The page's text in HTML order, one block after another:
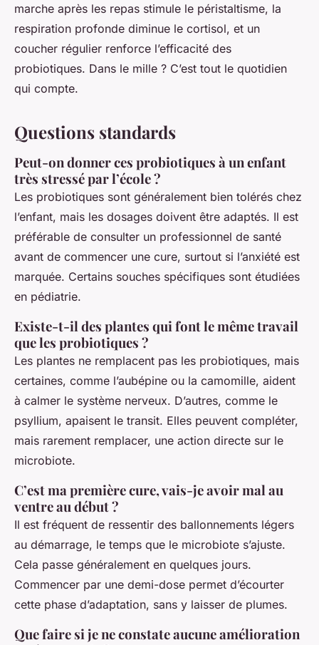
marche après les repas stimule le péristaltisme, la
respiration profonde diminue le cortisol, et un
coucher régulier renforce l’efficacité des
probiotiques. Dans le mille ? C’est tout le quotidien
qui compte.
Questions standards
Peut-on donner ces probiotiques à un enfant
très stressé par l’école ?
Les probiotiques sont généralement bien tolérés chez
l’enfant, mais les dosages doivent être adaptés. Il est
préférable de consulter un professionnel de santé
avant de commencer une cure, surtout si l’anxiété est
marquée. Certains souches spécifiques sont étudiées
en pédiatrie.
Existe-t-il des plantes qui font le même travail
que les probiotiques ?
Les plantes ne remplacent pas les probiotiques, mais
certaines, comme l’aubépine ou la camomille, aident
à calmer le système nerveux. D’autres, comme le
psyllium, apaisent le transit. Elles peuvent compléter,
mais rarement remplacer, une action directe sur le
microbiote.
C’est ma première cure, vais-je avoir mal au
ventre au début ?
Il est fréquent de ressentir des ballonnements légers
au démarrage, le temps que le microbiote s’ajuste.
Cela passe généralement en quelques jours.
Commencer par une demi-dose permet d’écourter
cette phase d’adaptation, sans y laisser de plumes.
Que faire si je ne constate aucune amélioration